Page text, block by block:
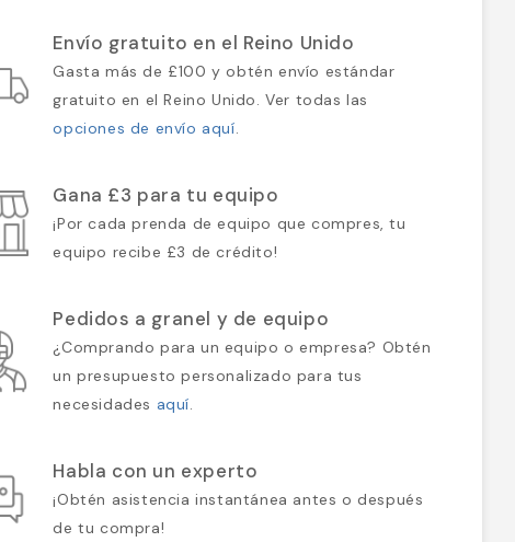
Envío gratuito en el Reino Unido
Gasta más de £100 y obtén envío estándar
gratuito en el Reino Unido. Ver todas las
opciones de envío aquí.
Gana £3 para tu equipo
¡Por cada prenda de equipo que compres, tu
equipo recibe £3 de crédito!
Pedidos a granel y de equipo
¿Comprando para un equipo o empresa? Obtén
un presupuesto personalizado para tus
necesidades aquí.
Habla con un experto
¡Obtén asistencia instantánea antes o después
de tu compra!